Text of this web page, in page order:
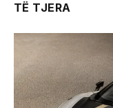
TË TJERA